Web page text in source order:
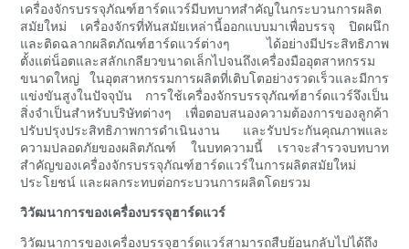
เครื่องจักรบรรจุภัณฑ์ฮาร์ดแวร์มีบทบาทสำคัญในกระบวนการผลิต
สมัยใหม่ เครื่องจักรที่ทันสมัยเหล่านี้ออกแบบมาเพื่อบรรจุ ปิดผนึก
และติดฉลากผลิตภัณฑ์ฮาร์ดแวร์ต่างๆ ได้อย่างมีประสิทธิภาพ
ตั้งแต่น็อตและสลักเกลียวขนาดเล็กไปจนถึงเครื่องมืออุตสาหกรรม
ขนาดใหญ่ ในอุตสาหกรรมการผลิตที่เติบโตอย่างรวดเร็วและมีการ
แข่งขันสูงในปัจจุบัน การใช้เครื่องจักรบรรจุภัณฑ์ฮาร์ดแวร์จึงเป็น
สิ่งจำเป็นสำหรับบริษัทต่างๆ เพื่อตอบสนองความต้องการของลูกค้า
ปรับปรุงประสิทธิภาพการดำเนินงาน และรับประกันคุณภาพและ
ความปลอดภัยของผลิตภัณฑ์ ในบทความนี้ เราจะสำรวจบทบาท
สำคัญของเครื่องจักรบรรจุภัณฑ์ฮาร์ดแวร์ในการผลิตสมัยใหม่
ประโยชน์ และผลกระทบต่อกระบวนการผลิตโดยรวม
วิวัฒนาการของเครื่องบรรจุฮาร์ดแวร์
วิวัฒนาการของเครื่องบรรจุฮาร์ดแวร์สามารถสืบย้อนกลับไปได้ถึง